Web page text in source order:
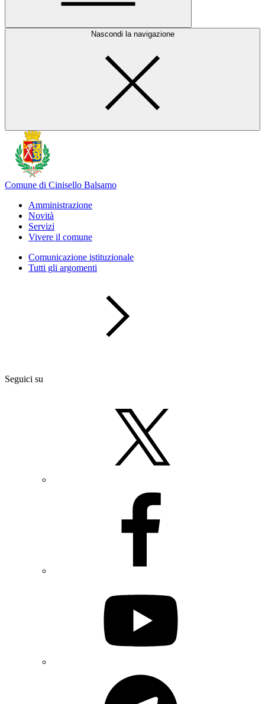
Nascondi la navigazione
Comune di Cinisello Balsamo
Amministrazione
Novità
Servizi
Vivere il comune
Comunicazione istituzionale
Tutti gli argomenti
Seguici su